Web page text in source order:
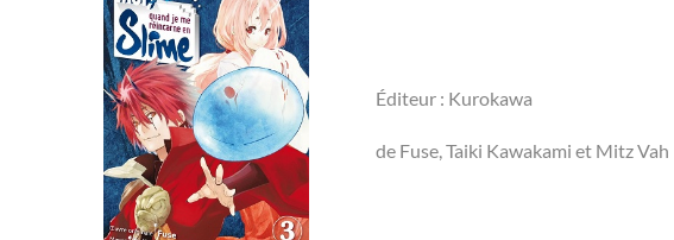
Éditeur : Kurokawa
de Fuse, Taiki Kawakami et Mitz Vah